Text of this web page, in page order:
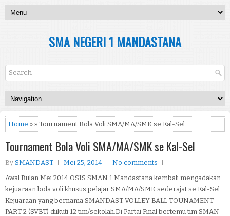
SMA NEGERI 1 MANDASTANA
Home » » Tournament Bola Voli SMA/MA/SMK se Kal-Sel
Tournament Bola Voli SMA/MA/SMK se Kal-Sel
By SMANDAST Mei 25, 2014
No comments
Awal Bulan Mei 2014 OSIS SMAN 1 Mandastana kembali mengadakan
kejuaraan bola voli khusus pelajar SMA/MA/SMK sederajat se Kal-Sel.
Kejuaraan yang bernama SMANDAST VOLLEY BALL TOUNAMENT
PART 2 (SVBT) diikuti 12 tim/sekolah.Di Partai Final bertemu tim SMAN